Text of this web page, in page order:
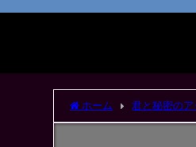
ホーム 君と秘密のア